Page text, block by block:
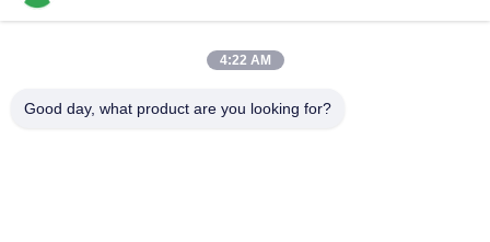
4:22 AM
Good day, what product are you looking for?